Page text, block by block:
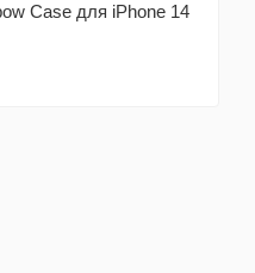
Case для iPhone 14